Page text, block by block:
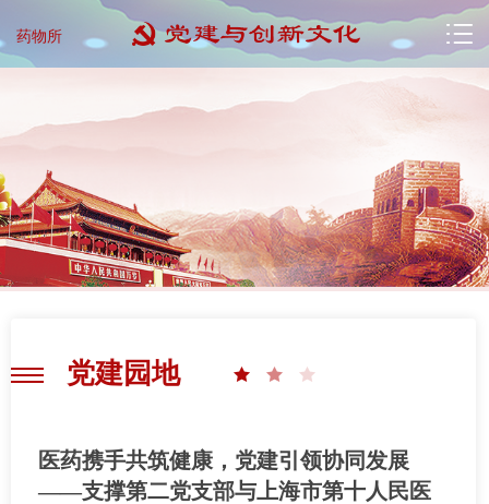
药物所
党建园地
医药携手共筑健康，党建引领协同发展
——支撑第二党支部与上海市第十人民医